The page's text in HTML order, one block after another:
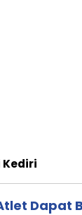
Kediri
Dapat